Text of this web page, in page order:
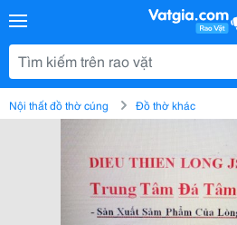
Nội thất đồ thờ cúng Đồ thờ khác